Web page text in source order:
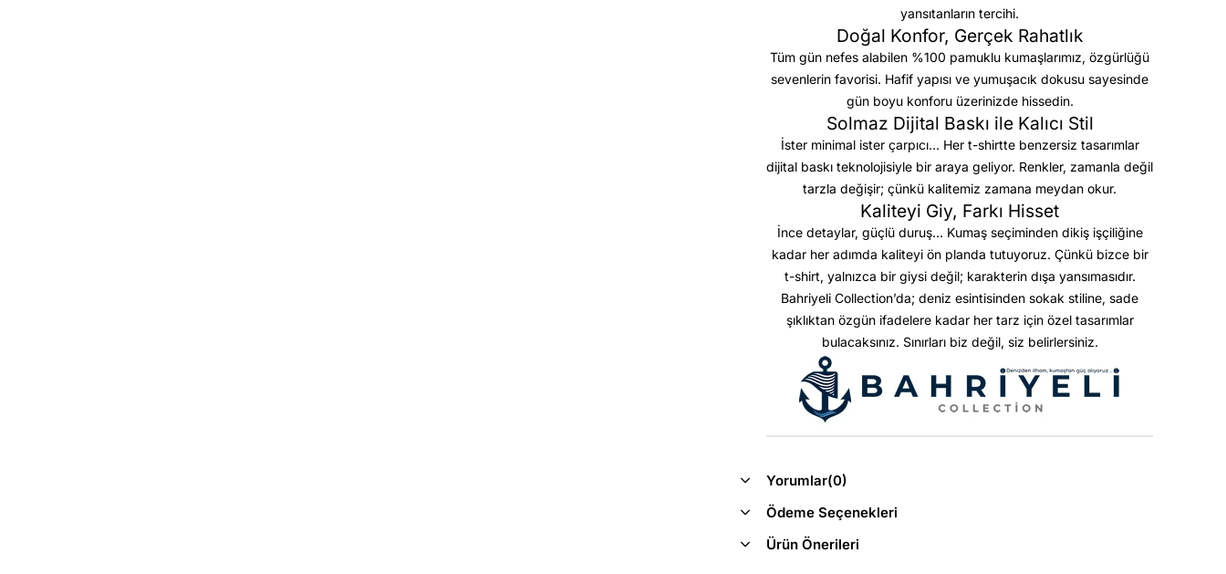
yansıtanların tercihi.
Doğal Konfor, Gerçek Rahatlık
Tüm gün nefes alabilen %100 pamuklu kumaşlarımız, özgürlüğü
sevenlerin favorisi. Hafif yapısı ve yumuşacık dokusu sayesinde
gün boyu konforu üzerinizde hissedin.
Solmaz Dijital Baskı ile Kalıcı Stil
İster minimal ister çarpıcı… Her t-shirtte benzersiz tasarımlar
dijital baskı teknolojisiyle bir araya geliyor. Renkler, zamanla değil
tarzla değişir; çünkü kalitemiz zamana meydan okur.
Kaliteyi Giy, Farkı Hisset
İnce detaylar, güçlü duruş… Kumaş seçiminden dikiş işçiliğine
kadar her adımda kaliteyi ön planda tutuyoruz. Çünkü bizce bir
t-shirt, yalnızca bir giysi değil; karakterin dışa yansımasıdır.
Bahriyeli Collection’da; deniz esintisinden sokak stiline, sade
şıklıktan özgün ifadelere kadar her tarz için özel tasarımlar
bulacaksınız. Sınırları biz değil, siz belirlersiniz.
Yorumlar(0)
Ödeme Seçenekleri
Ürün Önerileri